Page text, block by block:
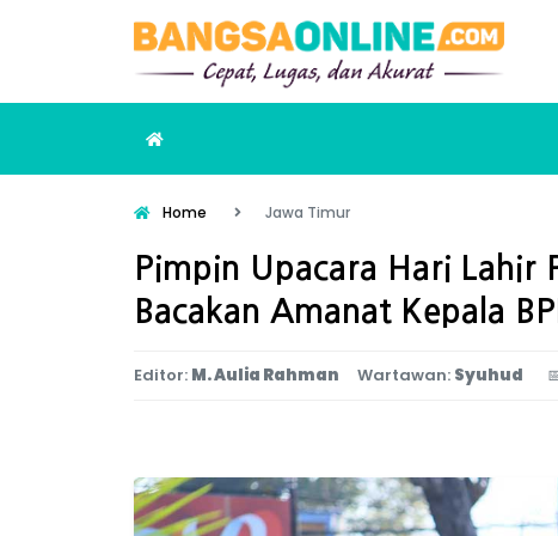
Home Jawa Timur
Pimpin Upacara Hari Lahir
Bacakan Amanat Kepala
Editor: M. Aulia Rahman Wartawan: Syuhud